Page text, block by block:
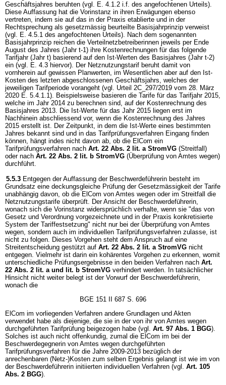
Geschäftsjahres beruhten (vgl. E. 4.1.2 i.f. des angefochtenen Urteils).
Diese Auffassung hat die Vorinstanz in ihren Erwägungen ebenso
vertreten, indem sie auf das in der Praxis etablierte und in der
Rechtsprechung als gesetzmässig beurteilte Basisjahrprinzip verweist
(vgl. E. 4.5.1 des angefochtenen Urteils). Nach dem sogenannten
Basisjahrprinzip reichen die Verteilnetzbetreiberinnen jeweils per Ende
August des Jahres (Jahr t-1) ihre Kostenrechnungen für das folgende
Tarifjahr (Jahr t) basierend auf den Ist-Werten des Basisjahres (Jahr t-2)
ein (vgl. E. 4.3 hiervor). Der Netznutzungstarif beruht damit von
vornherein auf gewissen Planwerten, im Wesentlichen aber auf den Ist-
Kosten des letzten abgeschlossenen Geschäftsjahrs, welches der
jeweiligen Tarifperiode vorangeht (vgl. Urteil 2C_297/2019 vom 28. März
2020 E. 5.4.1.1). Beispielsweise basieren die Tarife für das Tarifjahr 2015,
welche im Jahr 2014 zu berechnen sind, auf der Kostenrechnung des
Basisjahres 2013. Die Ist-Werte für das Jahr 2015 liegen erst im
Nachhinein abschliessend vor, wenn die Kostenrechnung des Jahres
2015 erstellt ist. Der Zeitpunkt, in dem die Ist-Werte eines bestimmten
Jahres bekannt sind und in das Tarifprüfungsverfahren Eingang finden
können, hängt indes nicht davon ab, ob die ElCom ein
Tarifprüfungsverfahren nach Art. 22 Abs. 2 lit. a StromVG (Streitfall)
oder nach Art. 22 Abs. 2 lit. b StromVG (Überprüfung von Amtes wegen)
durchführt.
5.5.3 Entgegen der Auffassung der Beschwerdeführerin besteht im
Grundsatz eine deckungsgleiche Prüfung der Gesetzmässigkeit der Tarife
unabhängig davon, ob die ElCom von Amtes wegen oder im Streitfall die
Netznutzungstarife überprüft. Der Ansicht der Beschwerdeführerin,
wonach sich die Vorinstanz widersprüchlich verhalte, wenn sie "das von
Gesetz und Verordnung vorgezeichnete und in der Praxis konkretisierte
System der Tariffestsetzung" nicht nur bei der Überprüfung von Amtes
wegen, sondern auch im individuellen Tarifprüfungsverfahren zulasse, ist
nicht zu folgen. Dieses Vorgehen steht dem Anspruch auf eine
Streitentscheidung gestützt auf Art. 22 Abs. 2 lit. a StromVG nicht
entgegen. Vielmehr ist darin ein kohärentes Vorgehen zu erkennen, womit
unterschiedliche Prüfungsergebnisse in den beiden Verfahren nach Art.
22 Abs. 2 lit. a und lit. b StromVG verhindert werden. In tatsächlicher
Hinsicht nicht weiter belegt ist der Vorwurf der Beschwerdeführerin,
wonach die
BGE 151 II 687 S. 696
ElCom im vorliegenden Verfahren andere Grundlagen und Akten
verwendet habe als diejenige, die sie in der von ihr von Amtes wegen
durchgeführten Tarifprüfung beigezogen habe (vgl. Art. 97 Abs. 1 BGG).
Solches ist auch nicht offenkundig, zumal die ElCom im bei der
Beschwerdegegnerin von Amtes wegen durchgeführten
Tarifprüfungsverfahren für die Jahre 2009-2013 bezüglich der
anrechenbaren (Netz-)Kosten zum selben Ergebnis gelangt ist wie im von
der Beschwerdeführerin initiierten individuellen Verfahren (vgl. Art. 105
Abs. 2 BGG).